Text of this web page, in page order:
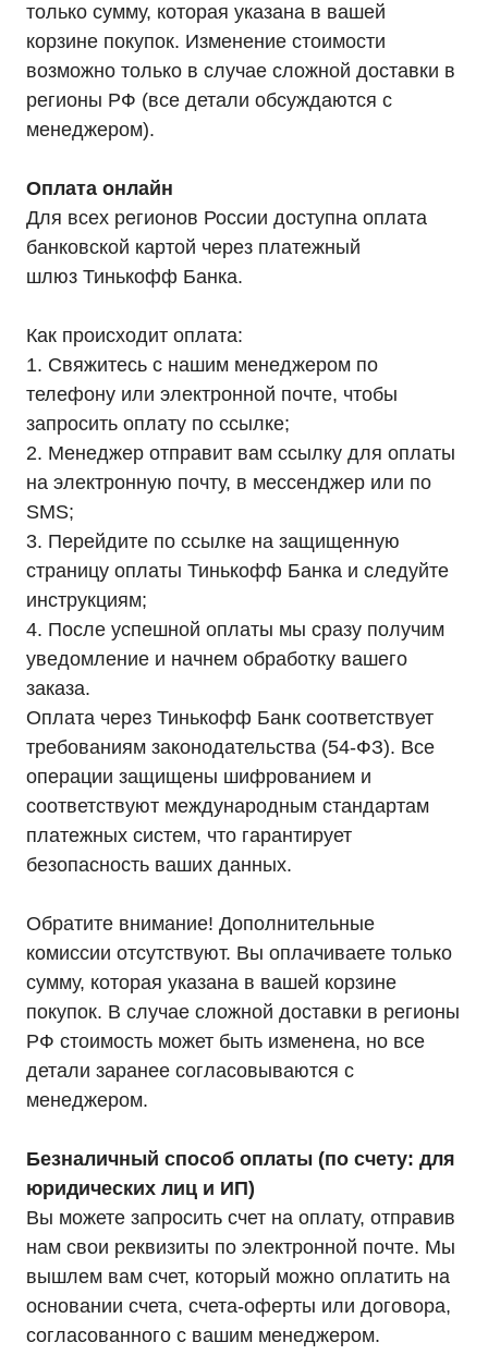
только сумму, которая указана в вашей
корзине покупок. Изменение стоимости
возможно только в случае сложной доставки в
регионы РФ (все детали обсуждаются с
менеджером).
Оплата онлайн
Для всех регионов России доступна оплата
банковской картой через платежный
шлюз Тинькофф Банка.
Как происходит оплата:
1. Свяжитесь с нашим менеджером по
телефону или электронной почте, чтобы
запросить оплату по ссылке;
2. Менеджер отправит вам ссылку для оплаты
на электронную почту, в мессенджер или по
SMS;
3. Перейдите по ссылке на защищенную
страницу оплаты Тинькофф Банка и следуйте
инструкциям;
4. После успешной оплаты мы сразу получим
уведомление и начнем обработку вашего
заказа.
Оплата через Тинькофф Банк соответствует
требованиям законодательства (54-ФЗ). Все
операции защищены шифрованием и
соответствуют международным стандартам
платежных систем, что гарантирует
безопасность ваших данных.
Обратите внимание! Дополнительные
комиссии отсутствуют. Вы оплачиваете только
сумму, которая указана в вашей корзине
покупок. В случае сложной доставки в регионы
РФ стоимость может быть изменена, но все
детали заранее согласовываются с
менеджером.
Безналичный способ оплаты (по счету: для
юридических лиц и ИП)
Вы можете запросить счет на оплату, отправив
нам свои реквизиты по электронной почте. Мы
вышлем вам счет, который можно оплатить на
основании счета, счета-оферты или договора,
согласованного с вашим менеджером.
Покупателям
Доставка
Гарантии
Партнерам
Акции
Контакты
Условия оформления заказа
Реквизиты
Однофазные ИБП
Трехфазные ИБП
ИБП напольные Tower
ИБП стоечные Rack
ИБП с встроенными АКБ
ИБП Hiden Control
ИБП Hiden Standart
ИБП Hiden Expert
Комплекты ИБП для котлов
Решения для предзапуска генераторов
Аккумуляторы для ИБП
Аксессуары
Режим работы: Пн-Пт: 9:00 —
info@ibp-hiden.ru
+7 (495) 846-88-98
г. Москва, 2-й Южнопортовый
проезд, д. 10, стр. 11
Информация, размещенная на сайте, не является
публичной офертой
© 2021-2026 Официальный дилер «HIDEN»
Политика конфиденциальности
8 (800) 444-75-17